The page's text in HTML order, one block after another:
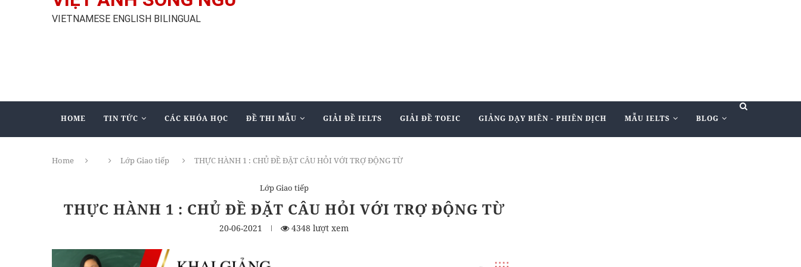
VIETNAMESE ENGLISH BILINGUAL
HOME TIN TỨC CÁC KHÓA HỌC ĐỀ THI MẪU GIẢI ĐỀ IELTS GIẢI ĐỀ TOEIC GIẢNG DẠY BIÊN - PHIÊN DỊCH MẪU IELTS BLOG
Home Lớp Giao tiếp THỰC HÀNH 1 : CHỦ ĐỀ ĐẶT CÂU HỎI VỚI TRỢ ĐỘNG TỪ
Lớp Giao tiếp
THỰC HÀNH 1 : CHỦ ĐỀ ĐẶT CÂU HỎI VỚI TRỢ ĐỘNG TỪ
20-06-2021 4348 lượt xem